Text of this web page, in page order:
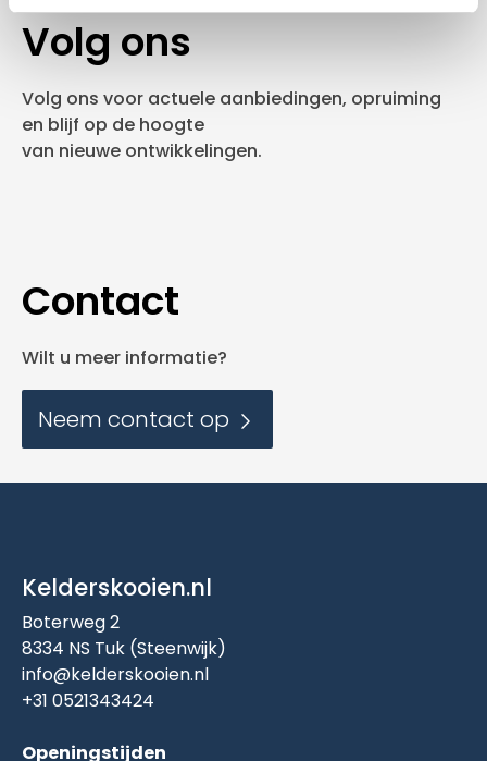
Volg ons
Volg ons voor actuele aanbiedingen, opruiming
en blijf op de hoogte
van nieuwe ontwikkelingen.
Contact
Wilt u meer informatie?
Neem contact op
Kelderskooien.nl
Boterweg 2
8334 NS Tuk (Steenwijk)
info@kelderskooien.nl
+31 0521343424
Openingstijden